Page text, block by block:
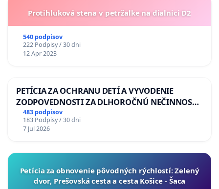
Protihluková stena v petržalke na dialnici D2
540 podpisov
222 Podpisy / 30 dni
12 Apr 2023
PETÍCIA ZA OCHRANU DETÍ A VYVODENIE
ZODPOVEDNOSTI ZA DLHOROČNÚ NEČINNOSŤ
A ZLYHANIE ŠTÁTU
483 podpisov
183 Podpisy / 30 dni
7 Jul 2026
​Petícia za obnovenie pôvodných rýchlostí: Zelený
dvor, Prešovská cesta a cesta Košice - Šaca